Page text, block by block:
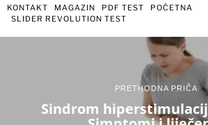
KONTAKT MAGAZIN PDF TEST
POČETNA
SLIDER REVOLUTION TEST
PRETHODNA PRIČA
Sindrom